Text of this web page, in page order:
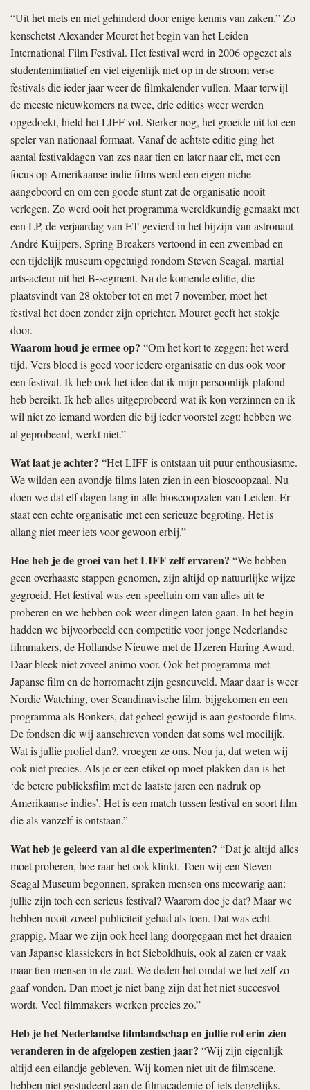
“Uit het niets en niet gehinderd door enige kennis van zaken.” Zo
kenschetst Alexander Mouret het begin van het Leiden
International Film Festival. Het festival werd in 2006 opgezet als
studenteninitiatief en viel eigenlijk niet op in de stroom verse
festivals die ieder jaar weer de filmkalender vullen. Maar terwijl
de meeste nieuwkomers na twee, drie edities weer werden
opgedoekt, hield het LIFF vol. Sterker nog, het groeide uit tot een
speler van nationaal formaat. Vanaf de achtste editie ging het
aantal festivaldagen van zes naar tien en later naar elf, met een
focus op Amerikaanse indie films werd een eigen niche
aangeboord en om een goede stunt zat de organisatie nooit
verlegen. Zo werd ooit het programma wereldkundig gemaakt met
een LP, de verjaardag van ET gevierd in het bijzijn van astronaut
André Kuijpers, Spring Breakers vertoond in een zwembad en
een tijdelijk museum opgetuigd rondom Steven Seagal, martial
arts-acteur uit het B-segment. Na de komende editie, die
plaatsvindt van 28 oktober tot en met 7 november, moet het
festival het doen zonder zijn oprichter. Mouret geeft het stokje
door.
Waarom houd je ermee op? “Om het kort te zeggen: het werd
tijd. Vers bloed is goed voor iedere organisatie en dus ook voor
een festival. Ik heb ook het idee dat ik mijn persoonlijk plafond
heb bereikt. Ik heb alles uitgeprobeerd wat ik kon verzinnen en ik
wil niet zo iemand worden die bij ieder voorstel zegt: hebben we
al geprobeerd, werkt niet.”
Wat laat je achter? “Het LIFF is ontstaan uit puur enthousiasme.
We wilden een avondje films laten zien in een bioscoopzaal. Nu
doen we dat elf dagen lang in alle bioscoopzalen van Leiden. Er
staat een echte organisatie met een serieuze begroting. Het is
allang niet meer iets voor gewoon erbij.”
Hoe heb je de groei van het LIFF zelf ervaren? “We hebben
geen overhaaste stappen genomen, zijn altijd op natuurlijke wijze
gegroeid. Het festival was een speeltuin om van alles uit te
proberen en we hebben ook weer dingen laten gaan. In het begin
hadden we bijvoorbeeld een competitie voor jonge Nederlandse
filmmakers, de Hollandse Nieuwe met de IJzeren Haring Award.
Daar bleek niet zoveel animo voor. Ook het programma met
Japanse film en de horrornacht zijn gesneuveld. Maar daar is weer
Nordic Watching, over Scandinavische film, bijgekomen en een
programma als Bonkers, dat geheel gewijd is aan gestoorde films.
De fondsen die wij aanschreven vonden dat soms wel moeilijk.
Wat is jullie profiel dan?, vroegen ze ons. Nou ja, dat weten wij
ook niet precies. Als je er een etiket op moet plakken dan is het
‘de betere publieksfilm met de laatste jaren een nadruk op
Amerikaanse indies’. Het is een match tussen festival en soort film
die als vanzelf is ontstaan.”
Wat heb je geleerd van al die experimenten? “Dat je altijd alles
moet proberen, hoe raar het ook klinkt. Toen wij een Steven
Seagal Museum begonnen, spraken mensen ons meewarig aan:
jullie zijn toch een serieus festival? Waarom doe je dat? Maar we
hebben nooit zoveel publiciteit gehad als toen. Dat was echt
grappig. Maar we zijn ook heel lang doorgegaan met het draaien
van Japanse klassiekers in het Sieboldhuis, ook al zaten er vaak
maar tien mensen in de zaal. We deden het omdat we het zelf zo
gaaf vonden. Dan moet je niet bang zijn dat het niet succesvol
wordt. Veel filmmakers werken precies zo.”
Heb je het Nederlandse filmlandschap en jullie rol erin zien
veranderen in de afgelopen zestien jaar? “Wij zijn eigenlijk
altijd een eilandje gebleven. Wij komen niet uit de filmscene,
hebben niet gestudeerd aan de filmacademie of iets dergelijks.